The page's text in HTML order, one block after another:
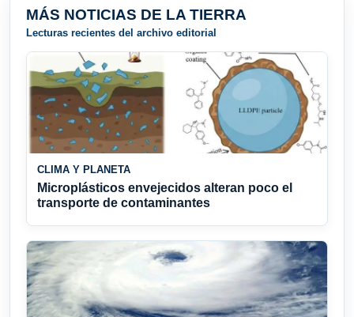
MÁS NOTICIAS DE LA TIERRA
Lecturas recientes del archivo editorial
CLIMA Y PLANETA
Microplásticos envejecidos alteran poco el
transporte de contaminantes